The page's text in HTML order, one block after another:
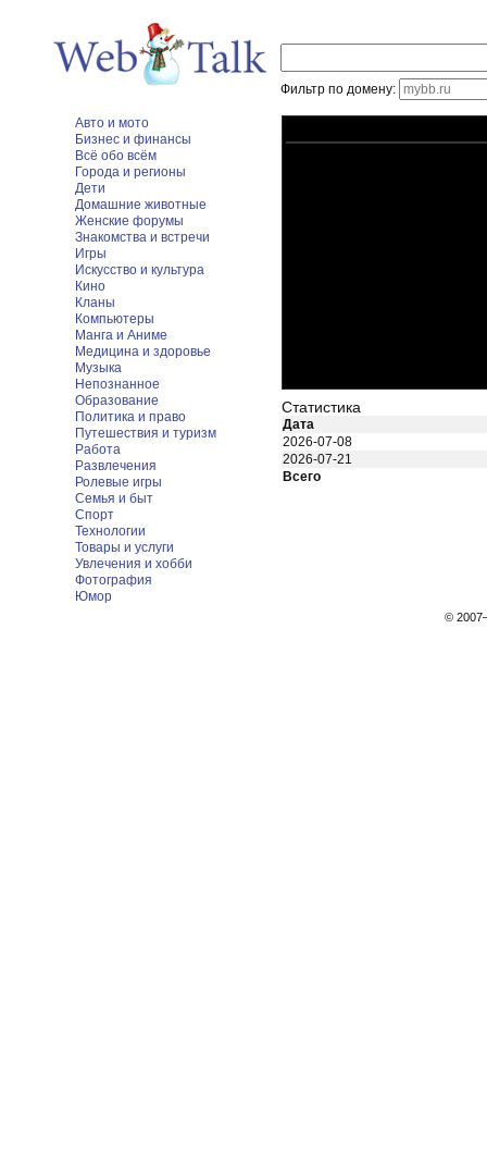
Фильтр по домену:
Авто и мото
Бизнес и финансы
Всё обо всём
Города и регионы
Дети
Домашние животные
Женские форумы
Знакомства и встречи
Игры
Искусство и культура
Кино
Кланы
Компьютеры
Манга и Аниме
Медицина и здоровье
Музыка
Непознанное
Образование
Политика и право
Путешествия и туризм
Работа
Развлечения
Ролевые игры
Семья и быт
Спорт
Технологии
Товары и услуги
Увлечения и хобби
Фотография
Юмор
Статистика
Дата
2026-07-08
2026-07-21
Всего
©